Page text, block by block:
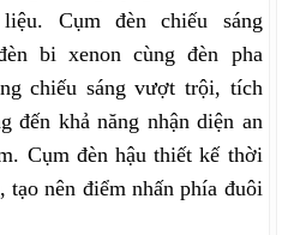
Cụm đèn chiếu sáng
bi xenon cùng đèn pha
chiếu sáng vượt trội, tích
đến khả năng nhận diện an
Cụm đèn hậu thiết kế thời
tạo nên điểm nhấn phía đuôi